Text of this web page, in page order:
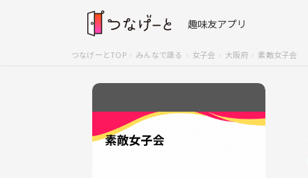
趣味友アプリ
つなげーとTOP みんなで語る 女子会 大阪府 素敵女子会